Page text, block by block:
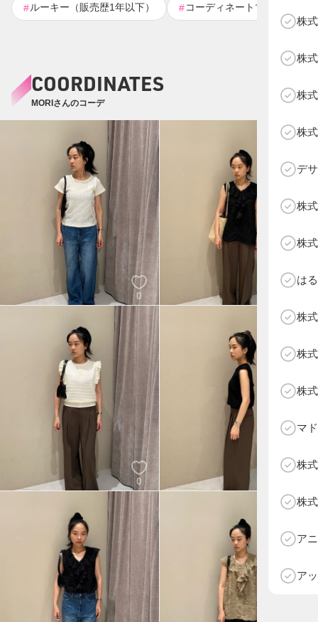
株
株
株
株
デ
株
株
は
株
株
株
マ
株
株
ア
ア
#ルーキー（販売歴1年以下） #コーディネートマスター🥸
COORDINATES
MORIさんのコーデ
0
0